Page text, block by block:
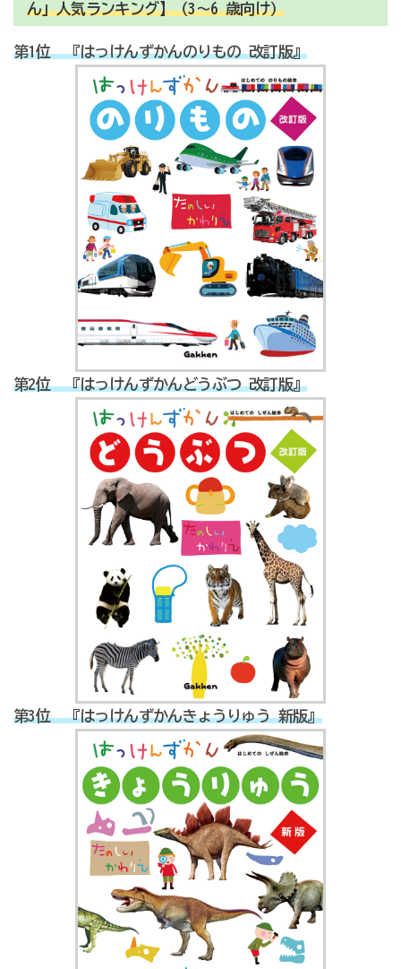
ん」人気ランキング】（3～6 歳向け）
第1位 『はっけんずかんのりもの 改訂版』
第2位 『はっけんずかんどうぶつ 改訂版』
第3位 『はっけんずかんきょうりゅう 新版』